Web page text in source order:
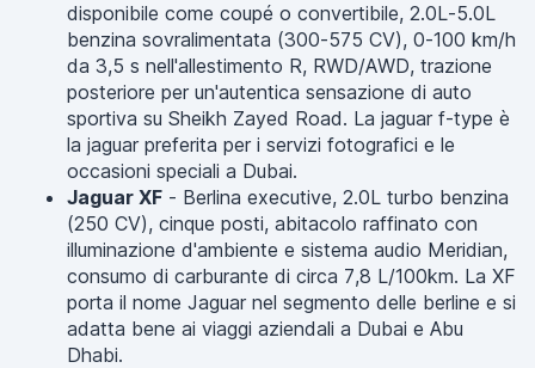
disponibile come coupé o convertibile, 2.0L-5.0L
benzina sovralimentata (300-575 CV), 0-100 km/h
da 3,5 s nell'allestimento R, RWD/AWD, trazione
posteriore per un'autentica sensazione di auto
sportiva su Sheikh Zayed Road. La jaguar f-type è
la jaguar preferita per i servizi fotografici e le
occasioni speciali a Dubai.
Jaguar XF - Berlina executive, 2.0L turbo benzina
(250 CV), cinque posti, abitacolo raffinato con
illuminazione d'ambiente e sistema audio Meridian,
consumo di carburante di circa 7,8 L/100km. La XF
porta il nome Jaguar nel segmento delle berline e si
adatta bene ai viaggi aziendali a Dubai e Abu
Dhabi.